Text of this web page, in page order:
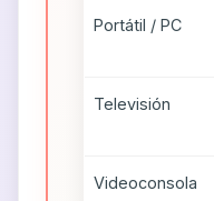
Portátil / PC
Televisión
Videoconsola